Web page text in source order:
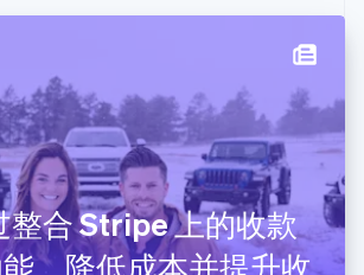
整合 Stripe 上的收款
，降低成本并提升收